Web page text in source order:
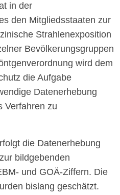
in der
den Mitgliedsstaaten zur
Strahlenexposition
Bevölkerungsgruppen
wird dem
die Aufgabe
Datenerhebung
Verfahren zu
die Datenerhebung
bildgebenden
und GOÄ-Ziffern. Die
bislang geschätzt.